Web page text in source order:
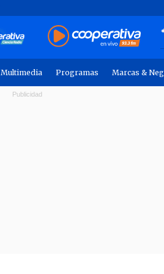
Multimedia Programas Marcas &